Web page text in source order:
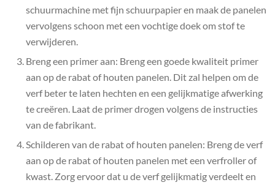
schuurmachine met fijn schuurpapier en maak de panelen
vervolgens schoon met een vochtige doek om stof te
verwijderen.
Breng een primer aan: Breng een goede kwaliteit primer
aan op de rabat of houten panelen. Dit zal helpen om de
verf beter te laten hechten en een gelijkmatige afwerking
te creëren. Laat de primer drogen volgens de instructies
van de fabrikant.
Schilderen van de rabat of houten panelen: Breng de verf
aan op de rabat of houten panelen met een verfroller of
kwast. Zorg ervoor dat u de verf gelijkmatig verdeelt en